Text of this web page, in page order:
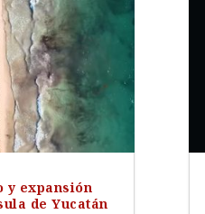
y expansión
de Yucatán